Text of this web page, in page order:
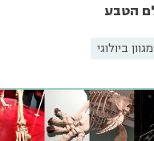
הטבע
מגוון ביולוגי